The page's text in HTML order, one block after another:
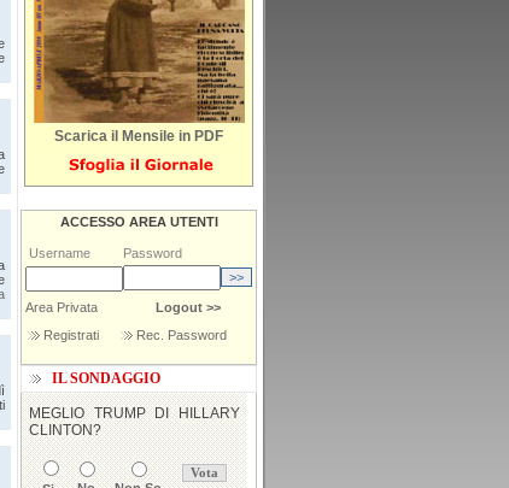
Scarica il Mensile in PDF
ACCESSO AREA UTENTI
Username Password
Area Privata
Logout >>
Registrati
Rec. Password
IL SONDAGGIO